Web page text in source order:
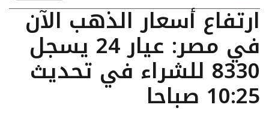
ارتفاع أسعار الذهب الآن
في مصر: عيار 24 يسجل
8330 للشراء في تحديث
10:25 صباحا